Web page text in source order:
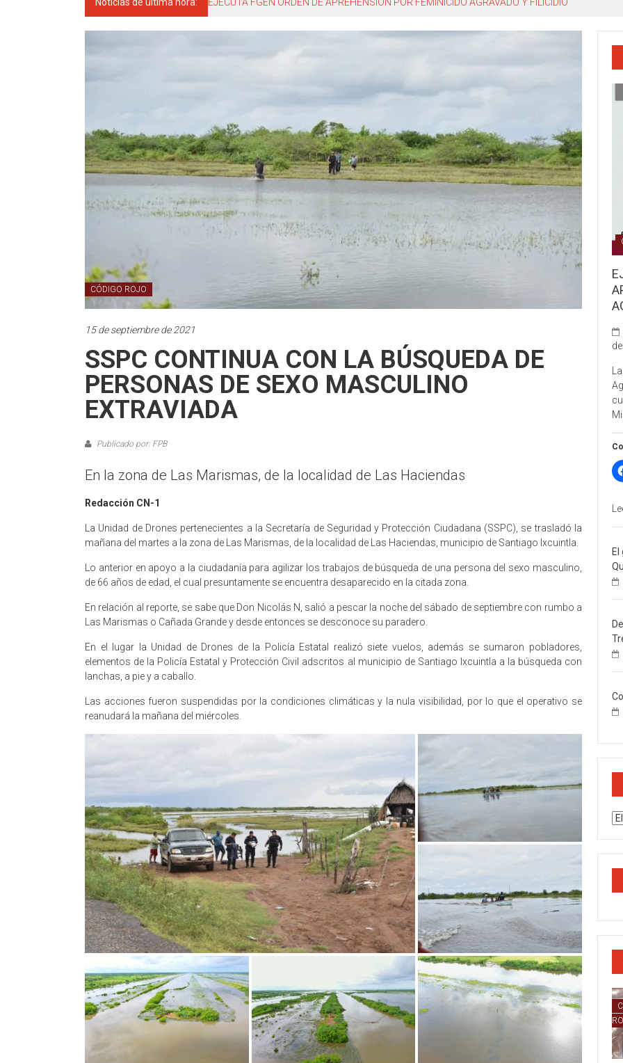
CÓDIGO ROJO
15 de septiembre de 2021
SSPC CONTINUA CON LA BÚSQUEDA DE
PERSONAS DE SEXO MASCULINO
EXTRAVIADA
Publicado por: FPB
En la zona de Las Marismas, de la localidad de Las Haciendas
Redacción CN-1
La Unidad de Drones pertenecientes a la Secretaría de Seguridad y Protección Ciudadana (SSPC), se trasladó la
mañana del martes a la zona de Las Marismas, de la localidad de Las Haciendas, municipio de Santiago Ixcuintla.
Lo anterior en apoyo a la ciudadanía para agilizar los trabajos de búsqueda de una persona del sexo masculino,
de 66 años de edad, el cual presuntamente se encuentra desaparecido en la citada zona.
En relación al reporte, se sabe que Don Nicolás N, salió a pescar la noche del sábado de septiembre con rumbo a
Las Marismas o Cañada Grande y desde entonces se desconoce su paradero.
En el lugar la Unidad de Drones de la Policía Estatal realizó siete vuelos, además se sumaron pobladores,
elementos de la Policía Estatal y Protección Civil adscritos al municipio de Santiago Ixcuintla a la búsqueda con
lanchas, a pie y a caballo.
Las acciones fueron suspendidas por la condiciones climáticas y la nula visibilidad, por lo que el operativo se
reanudará la mañana del miércoles.
El